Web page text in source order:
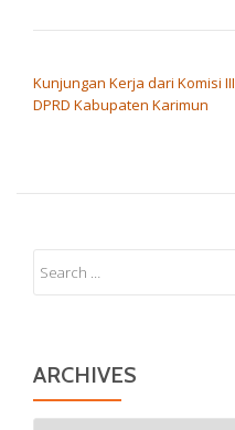
Kunjungan Kerja dari Komisi III
DPRD Kabupaten Karimun
ARCHIVES